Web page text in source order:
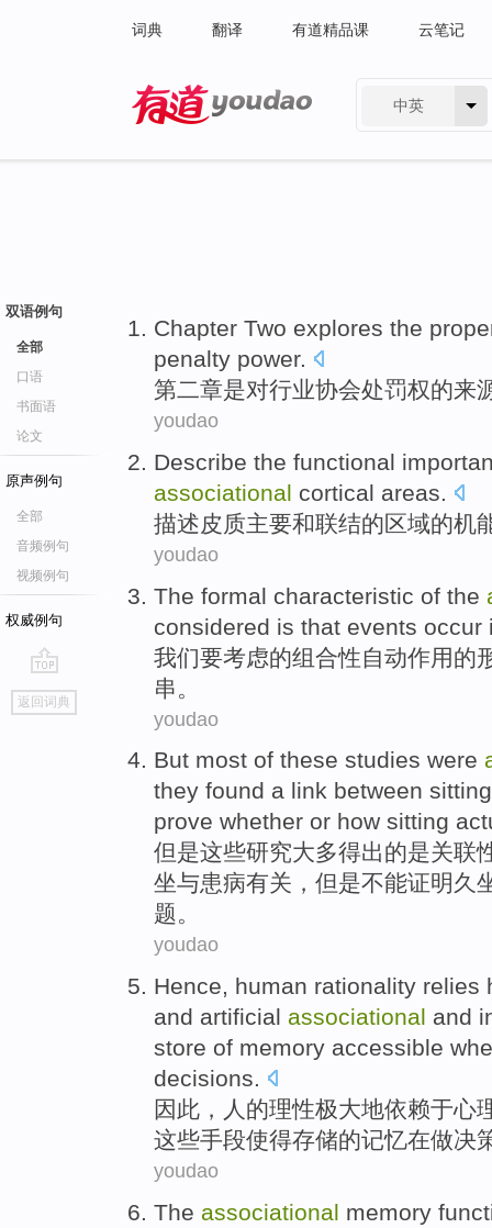
词典 翻译 有道精品课 云笔记
中英
双语例句
全部
口语
书面语
论文
原声例句
全部
音频例句
视频例句
权威例句
go
top
返回词典
Chapter Two explores the
penalty power.
第二章是对行业协会处罚权的来
youdao
Describe the functional
associational cortical areas.
描述皮质主要和联结的区域的机
youdao
The formal characteristic of the
considered is that events occur
我们要考虑的组合性自动作用的
串。
youdao
But most of these studies were
they found a link between sitting
prove whether or how sitting
但是这些研究大多得出的是关联
坐与患病有关 ，但是不能证明久
题。
youdao
Hence, human rationality relies
and artificial associational and
store of memory accessible
decisions.
因此 ， 人 的理性极大地依赖于心
这些手段使得存储的记忆在做决
youdao
The associational memory